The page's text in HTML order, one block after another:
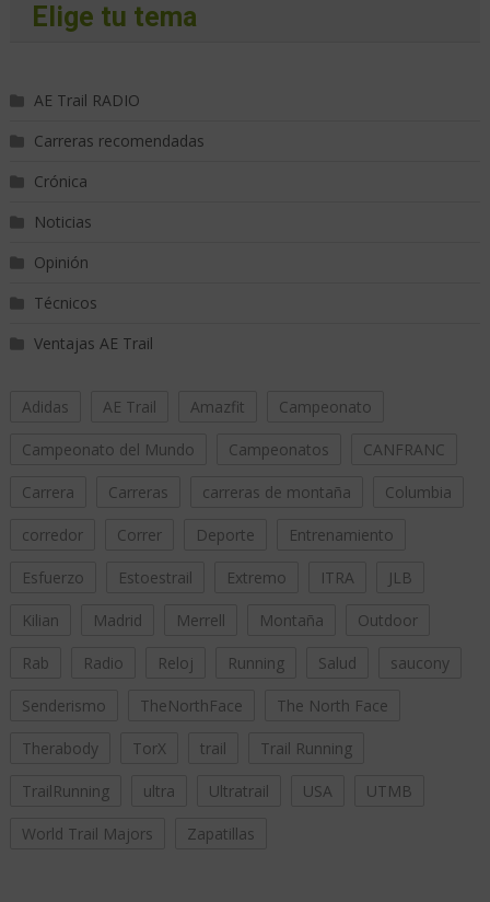
Elige tu tema
AE Trail RADIO
Carreras recomendadas
Crónica
Noticias
Opinión
Técnicos
Ventajas AE Trail
Adidas AE Trail Amazfit Campeonato
Campeonato del Mundo Campeonatos CANFRANC
Carrera Carreras carreras de montaña Columbia
corredor Correr Deporte Entrenamiento
Esfuerzo Estoestrail Extremo ITRA JLB
Kilian Madrid Merrell Montaña Outdoor
Rab Radio Reloj Running Salud saucony
Senderismo TheNorthFace The North Face
Therabody TorX trail Trail Running
TrailRunning ultra Ultratrail USA UTMB
World Trail Majors Zapatillas